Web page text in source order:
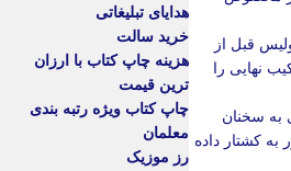
قبل از
نهایی را
به سخنان
کشتار داده
هدایای تبلیغاتی
خرید سالت
هزینه چاپ کتاب با ارزان
ترین قیمت
چاپ کتاب ویژه رتبه بندی
معلمان
رز موزیک